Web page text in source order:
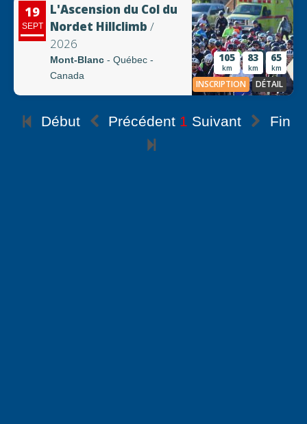
19
SEPT
L'Ascension du Col du
Nordet Hillclimb /
2026
Mont-Blanc - Québec -
Canada
105
km
83
km
65
km
INSCRIPTION DÉTAIL
Début Précédent 1 Suivant Fin